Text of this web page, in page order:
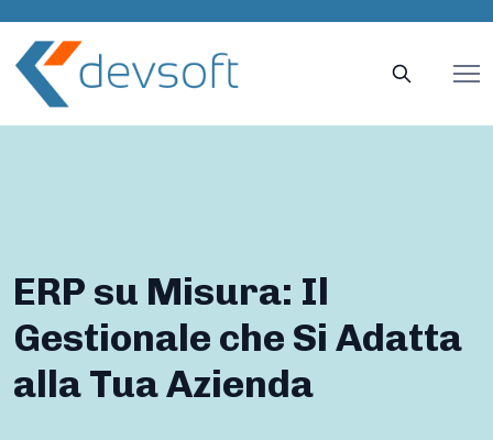
ERP su Misura: Il
Gestionale che Si Adatta
alla Tua Azienda